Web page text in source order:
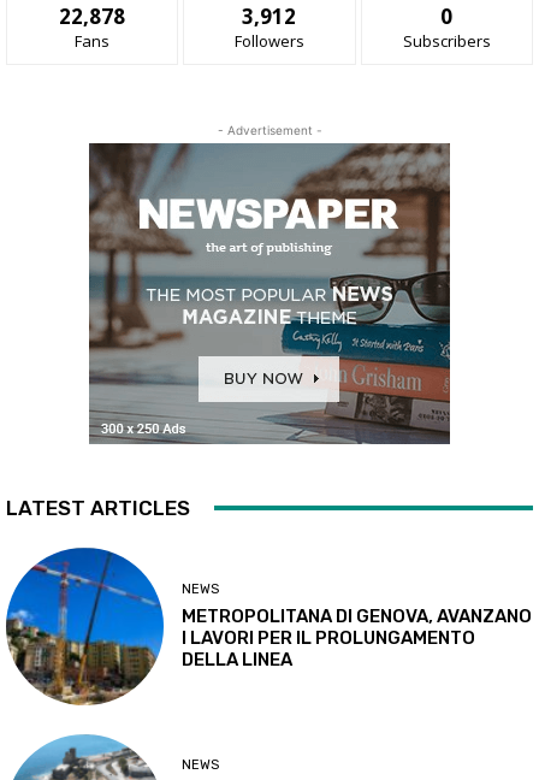
22,878
Fans
3,912
Followers
0
Subscribers
- Advertisement -
LATEST ARTICLES
NEWS
METROPOLITANA DI GENOVA, AVANZANO
I LAVORI PER IL PROLUNGAMENTO
DELLA LINEA
NEWS